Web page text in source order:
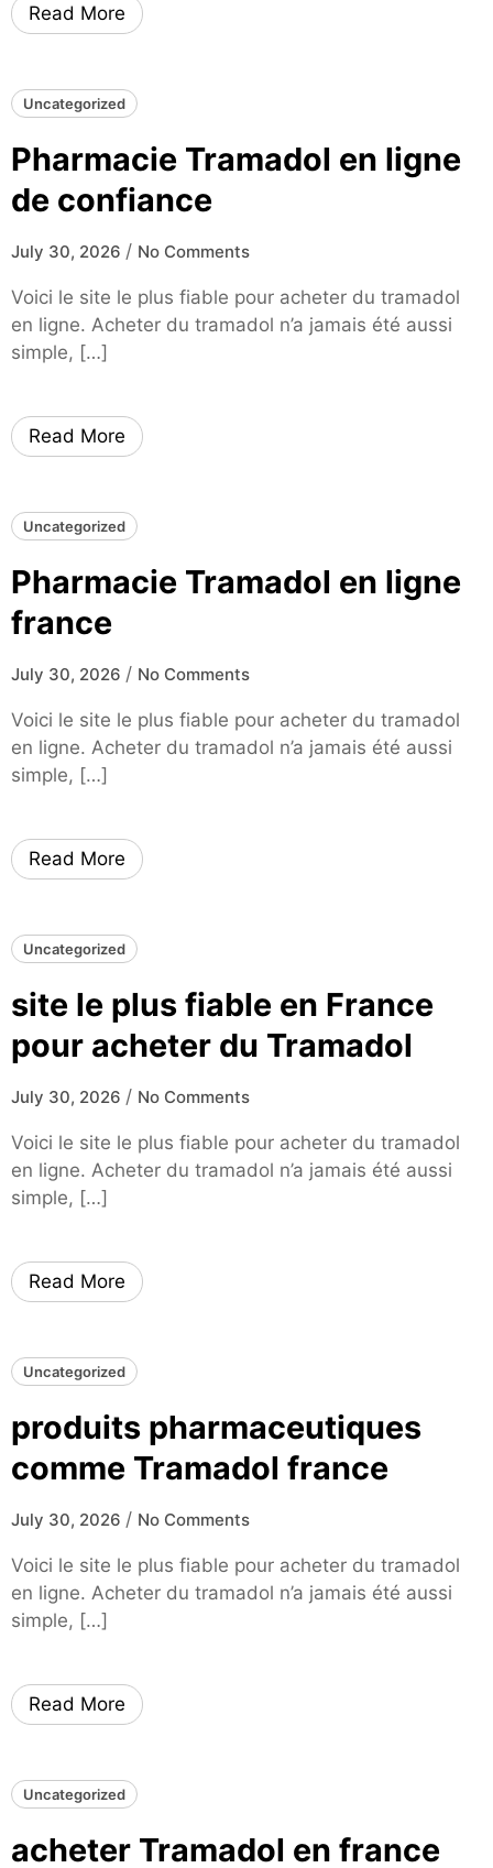
Read More
Uncategorized
Pharmacie Tramadol en ligne
de confiance
July 30, 2026 / No Comments
Voici le site le plus fiable pour acheter du tramadol
en ligne. Acheter du tramadol n’a jamais été aussi
simple, […]
Read More
Uncategorized
Pharmacie Tramadol en ligne
france
July 30, 2026 / No Comments
Voici le site le plus fiable pour acheter du tramadol
en ligne. Acheter du tramadol n’a jamais été aussi
simple, […]
Read More
Uncategorized
site le plus fiable en France
pour acheter du Tramadol
July 30, 2026 / No Comments
Voici le site le plus fiable pour acheter du tramadol
en ligne. Acheter du tramadol n’a jamais été aussi
simple, […]
Read More
Uncategorized
produits pharmaceutiques
comme Tramadol france
July 30, 2026 / No Comments
Voici le site le plus fiable pour acheter du tramadol
en ligne. Acheter du tramadol n’a jamais été aussi
simple, […]
Read More
Uncategorized
acheter Tramadol en france